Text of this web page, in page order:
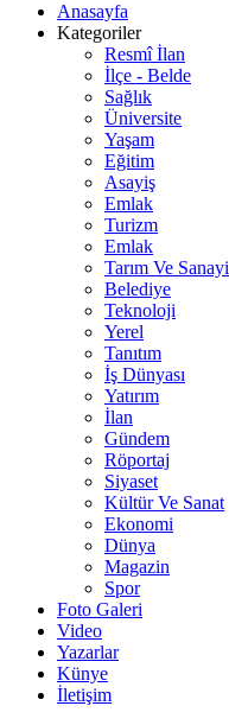
Anasayfa
Kategoriler
Resmî İlan
İlçe - Belde
Sağlık
Üniversite
Yaşam
Eğitim
Asayiş
Emlak
Turizm
Emlak
Tarım Ve Sanayi
Belediye
Teknoloji
Yerel
Tanıtım
İş Dünyası
Yatırım
İlan
Gündem
Röportaj
Siyaset
Kültür Ve Sanat
Ekonomi
Dünya
Magazin
Spor
Foto Galeri
Video
Yazarlar
Künye
İletişim